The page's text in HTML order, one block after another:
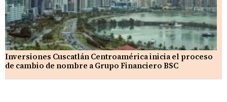
Inversiones Cuscatlán Centroamérica inicia el proceso
de cambio de nombre a Grupo Financiero BSC